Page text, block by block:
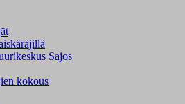
Sajos
kokous